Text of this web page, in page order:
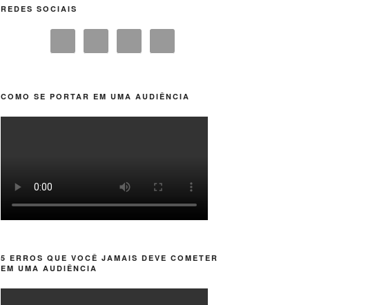
REDES SOCIAIS
COMO SE PORTAR EM UMA AUDIÊNCIA
5 ERROS QUE VOCÊ JAMAIS DEVE COMETER
EM UMA AUDIÊNCIA